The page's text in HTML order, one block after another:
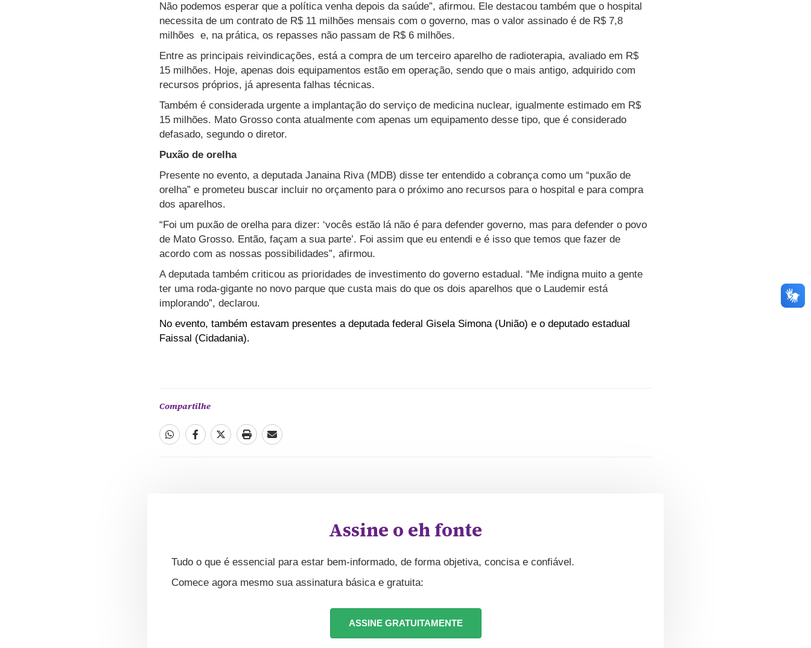
Não podemos esperar que a política venha depois da saúde”, afirmou. Ele destacou também que o hospital
necessita de um contrato de R$ 11 milhões mensais com o governo, mas o valor assinado é de R$ 7,8
milhões e, na prática, os repasses não passam de R$ 6 milhões.
Entre as principais reivindicações, está a compra de um terceiro aparelho de radioterapia, avaliado em R$
15 milhões. Hoje, apenas dois equipamentos estão em operação, sendo que o mais antigo, adquirido com
recursos próprios, já apresenta falhas técnicas.
Também é considerada urgente a implantação do serviço de medicina nuclear, igualmente estimado em R$
15 milhões. Mato Grosso conta atualmente com apenas um equipamento desse tipo, que é considerado
defasado, segundo o diretor.
Puxão de orelha
Presente no evento, a deputada Janaina Riva (MDB) disse ter entendido a cobrança como um “puxão de
orelha” e prometeu buscar incluir no orçamento para o próximo ano recursos para o hospital e para compra
dos aparelhos.
“Foi um puxão de orelha para dizer: ‘vocês estão lá não é para defender governo, mas para defender o povo
de Mato Grosso. Então, façam a sua parte’. Foi assim que eu entendi e é isso que temos que fazer de
acordo com as nossas possibilidades”, afirmou.
A deputada também criticou as prioridades de investimento do governo estadual. “Me indigna muito a gente
ter uma roda-gigante no novo parque que custa mais do que os dois aparelhos que o Laudemir está
implorando”, declarou.
No evento, também estavam presentes a deputada federal Gisela Simona (União) e o deputado estadual
Faissal (Cidadania).
Compartilhe
Assine o eh fonte
Tudo o que é essencial para estar bem-informado, de forma objetiva, concisa e confiável.
Comece agora mesmo sua assinatura básica e gratuita:
ASSINE GRATUITAMENTE